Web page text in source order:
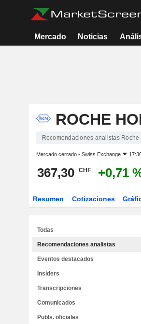
Mercado Noticias
ROCHE
Recomendaciones analistas Roche
Mercado cerrado - Swiss Exchange
367,30 CHF +0,71
Resumen Cotizaciones
Todas
Recomendaciones analistas
Eventos destacados
Insiders
Transcripciones
Comunicados
Publs. oficiales